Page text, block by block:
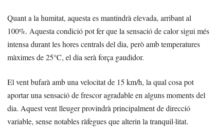
Quant a la humitat, aquesta es mantindrà elevada, arribant al
100%. Aquesta condició pot fer que la sensació de calor sigui més
intensa durant les hores centrals del dia, però amb temperatures
màximes de 25°C, el dia serà força gaudidor.
El vent bufarà amb una velocitat de 15 km/h, la qual cosa pot
aportar una sensació de frescor agradable en alguns moments del
dia. Aquest vent lleuger provindrà principalment de direcció
variable, sense notables ràfegues que alterin la tranquil·litat.